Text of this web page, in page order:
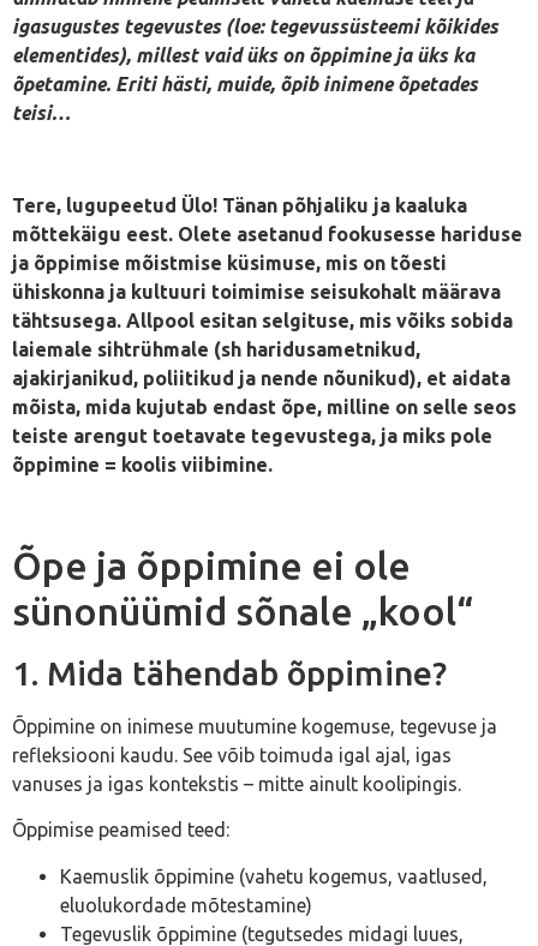
igasugustes tegevustes (loe: tegevussüsteemi kõikides
elementides), millest vaid üks on õppimine ja üks ka
õpetamine. Eriti hästi, muide, õpib inimene õpetades
teisi…
Tere, lugupeetud Ülo! Tänan põhjaliku ja kaaluka
mõttekäigu eest. Olete asetanud fookusesse hariduse
ja õppimise mõistmise küsimuse, mis on tõesti
ühiskonna ja kultuuri toimimise seisukohalt määrava
tähtsusega. Allpool esitan selgituse, mis võiks sobida
laiemale sihtrühmale (sh haridusametnikud,
ajakirjanikud, poliitikud ja nende nõunikud), et aidata
mõista, mida kujutab endast õpe, milline on selle seos
teiste arengut toetavate tegevustega, ja miks pole
õppimine = koolis viibimine.
Õpe ja õppimine ei ole
sünonüümid sõnale „kool“
1. Mida tähendab õppimine?
Õppimine on inimese muutumine kogemuse, tegevuse ja
refleksiooni kaudu. See võib toimuda igal ajal, igas
vanuses ja igas kontekstis – mitte ainult koolipingis.
Õppimise peamised teed:
Kaemuslik õppimine (vahetu kogemus, vaatlused,
eluolukordade mõtestamine)
Tegevuslik õppimine (tegutsedes midagi luues,